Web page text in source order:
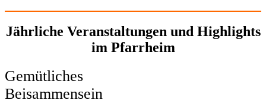
Jährliche Veranstaltungen und Highlights
im Pfarrheim
Gemütliches
Beisammensein